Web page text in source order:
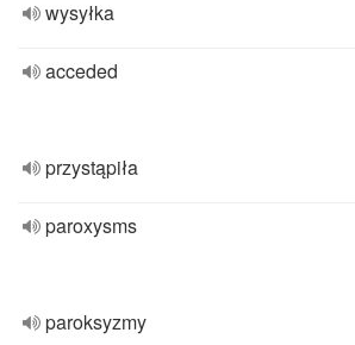
wysyłka
acceded
przystąpiła
paroxysms
paroksyzmy